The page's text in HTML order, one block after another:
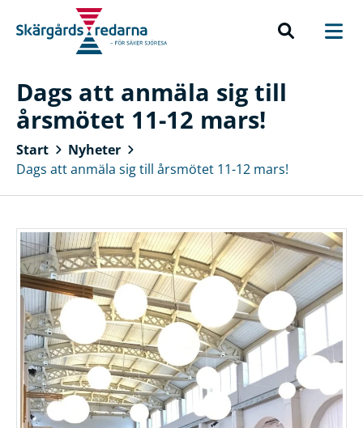
Dags att anmäla sig till
årsmötet 11-12 mars!
Start
Nyheter
Dags att anmäla sig till årsmötet 11-12 mars!